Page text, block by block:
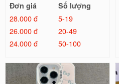
Đơn giá
Số lượng
28.000 đ
5-19
26.000 đ
20-49
24.000 đ
50-100